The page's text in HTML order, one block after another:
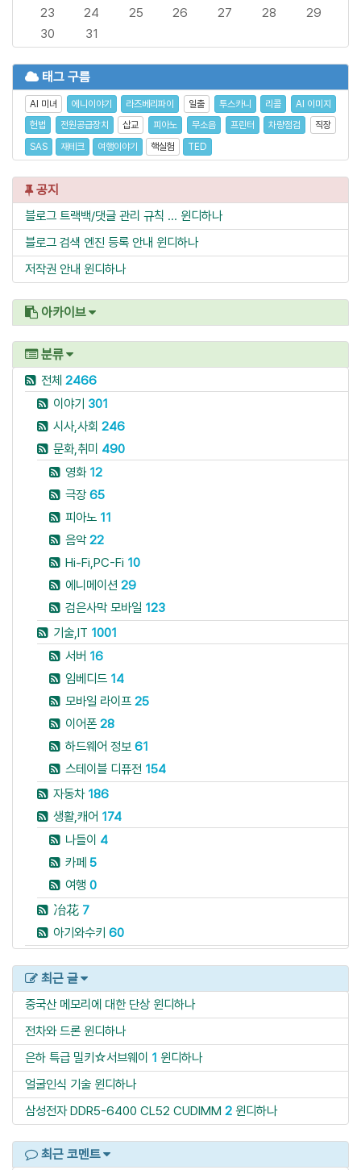
23
24 25 26 27 28
29
30
31
태그 구름
AI 미녀 에니이야기 라즈베리파이 일출 투스카니 리콜
AI 이미지
헌법
전원공급장치 삽교 피아노 무소음 프린터 차량점검
직장
SAS
재테크 여행이야기 핵실험 TED
공지
블로그 트랙백/댓글 관리 규칙 ... 윈디하나
블로그 검색 엔진 등록 안내 윈디하나
저작권 안내 윈디하나
아카이브
분류
전체 2466
이야기 301
시사,사회 246
문화,취미 490
영화 12
극장65
피아노 11
음악22
Hi-Fi,PC-Fi 10
에니메이션 29
검은사막 모바일 123
기술,IT 1001
서버 16
임베디드 14
모바일 라이프 25
이어폰 28
하드웨어 정보 61
스테이블 디퓨전 154
자동차 186
생활,캐어 174
나들이 4
카페 5
여행 0
冶花 7
아기와수키 60
최근 글
중국산 메모리에 대한 단상 윈디하나
전차와 드론 윈디하나
은하 특급 밀키☆서브웨이 1 윈디하나
얼굴인식 기술 윈디하나
삼성전자 DDR5-6400 CL52 CUDIMM 2 윈디하나
최근 코멘트